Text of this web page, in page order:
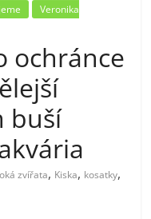
Veronika
ochránce
buší
zvířata, Kiska, kosatky,